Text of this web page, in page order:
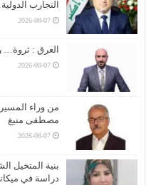
التجارب
2026-08-07
العرق :
2026-08-07
من وراء
مصطفى منيغ
2026-08-07
بنية المتخيل
دراسة في